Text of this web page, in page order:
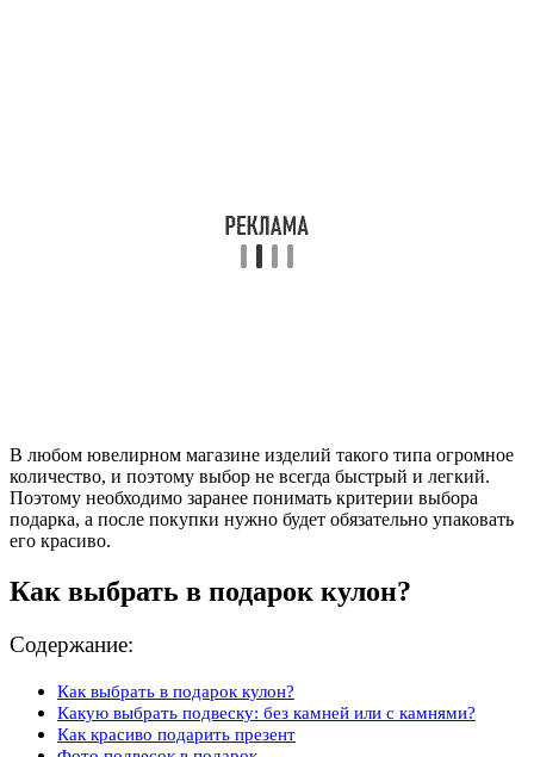
В любом ювелирном магазине изделий такого типа огромное
количество, и поэтому выбор не всегда быстрый и легкий.
Поэтому необходимо заранее понимать критерии выбора
подарка, а после покупки нужно будет обязательно упаковать
его красиво.
Как выбрать в подарок кулон?
Содержание:
Как выбрать в подарок кулон?
Какую выбрать подвеску: без камней или с камнями?
Как красиво подарить презент